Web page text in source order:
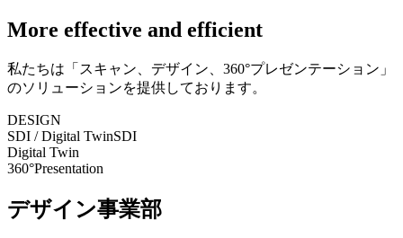
More effective and efficient
私たちは「スキャン、デザイン、360°プレゼンテーション」
のソリューションを提供しております。
DESIGN
SDI / Digital TwinSDI
Digital Twin
360°Presentation
デザイン事業部